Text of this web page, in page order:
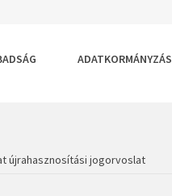
ADATKORMÁNYZÁS
újrahasznosítási jogorvoslat